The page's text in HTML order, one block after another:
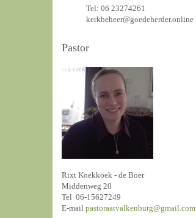
Tel: 06 23274261
kerkbeheer@goedeherder.online
Pastor
Rixt Koekkoek - de Boer
Middenweg 20
Tel 06-15627249
E-mailpastoraatvalkenburg@gmail.com